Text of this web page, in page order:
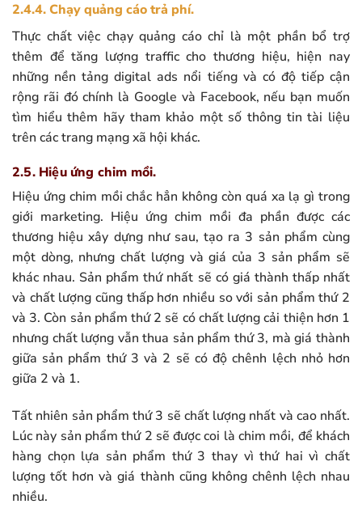
2.4.4. Chạy quảng cáo trả phí.
Thực chất việc chạy quảng cáo chỉ là một phần bổ trợ
thêm để tăng lượng traffic cho thương hiệu, hiện nay
những nền tảng digital ads nổi tiếng và có độ tiếp cận
rộng rãi đó chính là Google và Facebook, nếu bạn muốn
tìm hiểu thêm hãy tham khảo một số thông tin tài liệu
trên các trang mạng xã hội khác.
2.5. Hiệu ứng chim mồi.
Hiệu ứng chim mồi chắc hẳn không còn quá xa lạ gì trong
giới marketing. Hiệu ứng chim mồi đa phần được các
thương hiệu xây dựng như sau, tạo ra 3 sản phẩm cùng
một dòng, nhưng chất lượng và giá của 3 sản phẩm sẽ
khác nhau. Sản phẩm thứ nhất sẽ có giá thành thấp nhất
và chất lượng cũng thấp hơn nhiều so với sản phẩm thứ 2
và 3. Còn sản phẩm thứ 2 sẽ có chất lượng cải thiện hơn 1
nhưng chất lượng vẫn thua sản phẩm thứ 3, mà giá thành
giữa sản phẩm thứ 3 và 2 sẽ có độ chênh lệch nhỏ hơn
giữa 2 và 1.
Tất nhiên sản phẩm thứ 3 sẽ chất lượng nhất và cao nhất.
Lúc này sản phẩm thứ 2 sẽ được coi là chim mồi, để khách
hàng chọn lựa sản phẩm thứ 3 thay vì thứ hai vì chất
lượng tốt hơn và giá thành cũng không chênh lệch nhau
nhiều.